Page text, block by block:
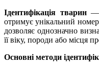
Ідентифікація тварин—
отримує унікальний
дозволяє однозначно
її віку, породи або місця
Основні методи